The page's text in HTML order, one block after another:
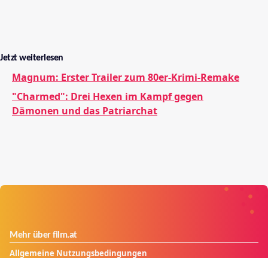
Jetzt weiterlesen
Magnum: Erster Trailer zum 80er-Krimi-Remake
"Charmed": Drei Hexen im Kampf gegen
Dämonen und das Patriarchat
Mehr über film.at
Allgemeine Nutzungsbedingungen